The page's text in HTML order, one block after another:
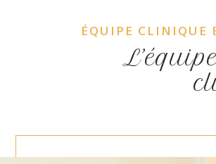
ÉQUIPE CLINIQUE